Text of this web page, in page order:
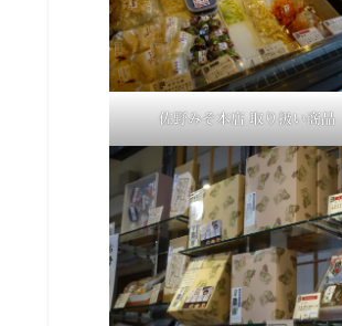
佐野みそ本店 取り扱い商品